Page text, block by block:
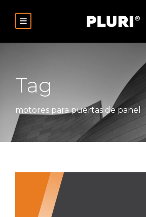
Tag
motores para puertas de panel